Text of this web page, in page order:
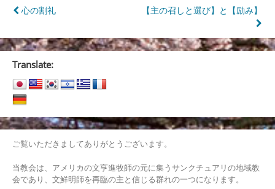
投
稿
ナ
ビ
ゲ
ー
シ
ョ
ン
心の割礼 【主の召しと選び】と【励み】
Translate:
ご覧いただきましてありがとうございます。
当教会は、アメリカの文亨進牧師の元に集うサンクチュアリの地域教
会であり、文鮮明師を再臨の主と信じる群れの一つになります。